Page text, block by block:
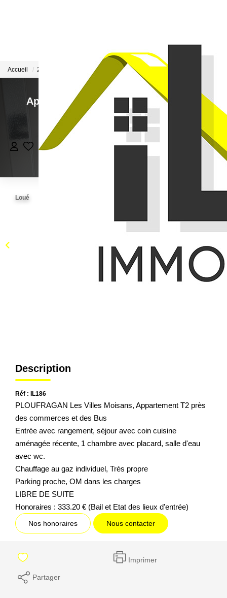
ACCUEIL
LOUER
FAIRE GÉRER
MON AGENCE
Accueil 2 pièces Référence IL186
Appartement 2 pièce(s), Ploufragan
Réf : IL186
Loué
Description
Réf : IL186
PLOUFRAGAN Les Villes Moisans, Appartement T2 près
des commerces et des Bus
Entrée avec rangement, séjour avec coin cuisine
aménagée récente, 1 chambre avec placard, salle d'eau
avec wc.
Chauffage au gaz individuel, Très propre
Parking proche, OM dans les charges
LIBRE DE SUITE
Honoraires : 333.20 € (Bail et Etat des lieux d'entrée)
Nos honoraires Nous contacter
Imprimer
Partager